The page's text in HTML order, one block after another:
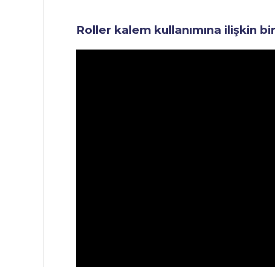
Roller kalem kullanımına ilişkin